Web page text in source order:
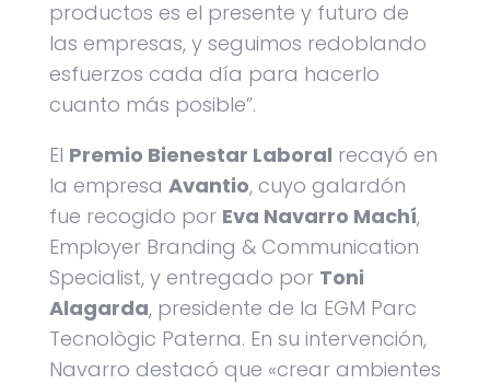
productos es el presente y futuro de
las empresas, y seguimos redoblando
esfuerzos cada día para hacerlo
cuanto más posible”.
El Premio Bienestar Laboral recayó en
la empresa Avantio, cuyo galardón
fue recogido por Eva Navarro Machí,
Employer Branding & Communication
Specialist, y entregado por Toni
Alagarda, presidente de la EGM Parc
Tecnològic Paterna. En su intervención,
Navarro destacó que «crear ambientes